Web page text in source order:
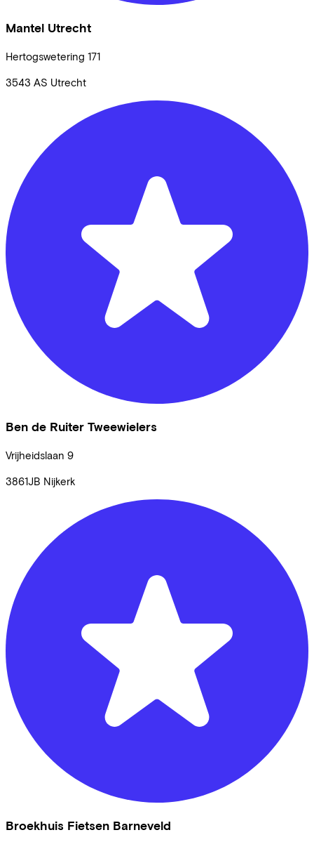
Mantel Utrecht
Hertogswetering 171
3543 AS Utrecht
Ben de Ruiter Tweewielers
Vrijheidslaan 9
3861JB Nijkerk
Broekhuis Fietsen Barneveld